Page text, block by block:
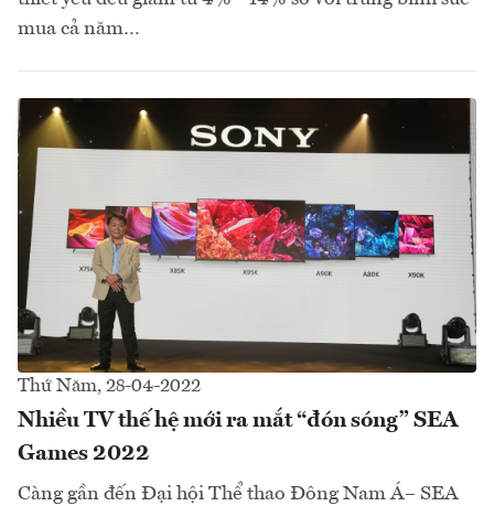
mua cả năm…
Thứ Năm, 28-04-2022
Nhiều TV thế hệ mới ra mắt “đón sóng” SEA
Games 2022
Càng gần đến Đại hội Thể thao Đông Nam Á– SEA